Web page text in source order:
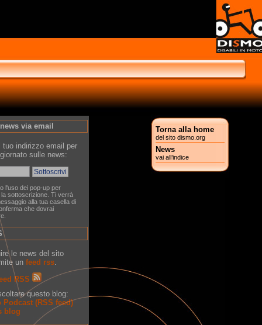
Torna alla home
del sito dismo.org
News
vai all’indice
via email
tuo indirizzo email per
sulle news:
l'uso dei pop-up per
sottoscrizione. Ti verrà
alla tua casella di
che dovrai
le news del sito
unfeed rss
RSS
questo blog: